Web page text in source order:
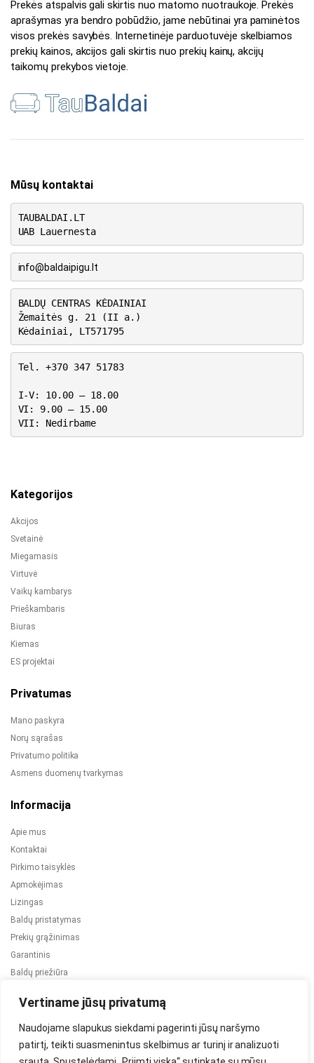
Vertiname jūsų privatumą
Naudojame slapukus siekdami pagerinti jūsų naršymo
patirtį, teikti suasmenintus skelbimus ar turinį ir analizuoti
Prekės atspalvis gali skirtis nuo matomo nuotraukoje. Prekės
aprašymas yra bendro pobūdžio, jame nebūtinai yra paminėtos
visos prekės savybės. Internetinėje parduotuvėje skelbiamos
prekių kainos, akcijos gali skirtis nuo prekių kainų, akcijų
taikomų prekybos vietoje.
Mūsų kontaktai
TAUBALDAI.LT
UAB Lauernesta
info@baldaipigu.lt
BALDŲ CENTRAS KĖDAINIAI
Žemaitės g. 21 (II a.)
Kėdainiai, LT571795
Tel. +370 347 51783
I-V: 10.00 – 18.00
VI: 9.00 – 15.00
VII: Nedirbame
Kategorijos
Akcijos
Svetainė
Miegamasis
Virtuvė
Vaikų kambarys
Prieškambaris
Biuras
Kiemas
ES projektai
Privatumas
Mano paskyra
Norų sąrašas
Privatumo politika
Asmens duomenų tvarkymas
Informacija
Apie mus
Kontaktai
Pirkimo taisyklės
Apmokėjimas
Lizingas
Baldų pristatymas
Prekių grąžinimas
Garantinis
Baldų priežiūra